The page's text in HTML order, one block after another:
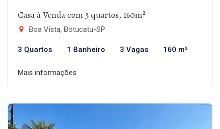
Casa à Venda com 3 quartos, 160m²
Boa Vista, Botucatu-SP
3 Quartos 1 Banheiro 3 Vagas 160 m²
Mais informações